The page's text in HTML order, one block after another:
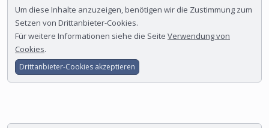
Um diese Inhalte anzuzeigen, benötigen wir die Zustimmung zum
Setzen von Drittanbieter-Cookies.
Für weitere Informationen siehe die Seite Verwendung von
Cookies.
Drittanbieter-Cookies akzeptieren